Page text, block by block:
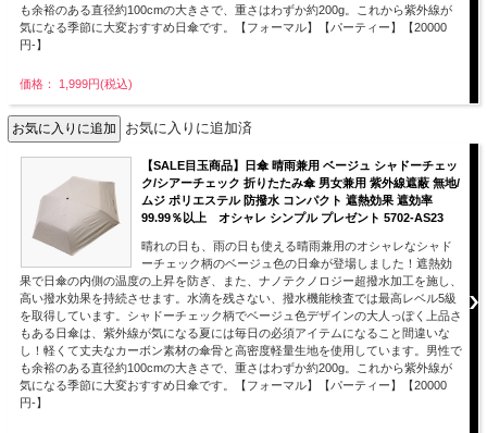
も余裕のある直径約100cmの大きさで、重さはわずか約200g。これから紫外線が
気になる季節に大変おすすめ日傘です。【フォーマル】【パーティー】【20000
円-】
価格： 1,999円(税込)
お気に入りに追加済
【SALE目玉商品】日傘 晴雨兼用 ベージュ シャドーチェッ
ク/シアーチェック 折りたたみ傘 男女兼用 紫外線遮蔽 無地/
ムジ ポリエステル 防撥水 コンパクト 遮熱効果 遮効率
99.99％以上 オシャレ シンプル プレゼント 5702-AS23
晴れの日も、雨の日も使える晴雨兼用のオシャレなシャド
ーチェック柄のベージュ色の日傘が登場しました！遮熱効
果で日傘の内側の温度の上昇を防ぎ、また、ナノテクノロジー超撥水加工を施し、
高い撥水効果を持続させます。水滴を残さない、撥水機能検査では最高レベル5級
を取得しています。シャドーチェック柄でベージュ色デザインの大人っぽく上品さ
もある日傘は、紫外線が気になる夏には毎日の必須アイテムになること間違いな
し！軽くて丈夫なカーボン素材の傘骨と高密度軽量生地を使用しています。男性で
も余裕のある直径約100cmの大きさで、重さはわずか約200g。これから紫外線が
気になる季節に大変おすすめ日傘です。【フォーマル】【パーティー】【20000
円-】